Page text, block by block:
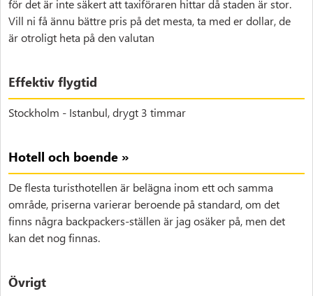
för det är inte säkert att taxiföraren hittar då staden är stor.
Vill ni få ännu bättre pris på det mesta, ta med er dollar, de
är otroligt heta på den valutan
Effektiv flygtid
Stockholm - Istanbul, drygt 3 timmar
Hotell och boende »
De flesta turisthotellen är belägna inom ett och samma
område, priserna varierar beroende på standard, om det
finns några backpackers-ställen är jag osäker på, men det
kan det nog finnas.
Övrigt